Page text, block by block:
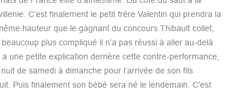
C’est finalement le petit frère Valentin qui prendra la
hauteur que le gagnant du concours Thibault collet,
plus compliqué il n’a pas réussi à aller au-delà
une petite explication derrière cette contre-performance,
de samedi à dimanche pour l’arrivée de son fils
Puis finalement son bébé sera né le lendemain. C’est